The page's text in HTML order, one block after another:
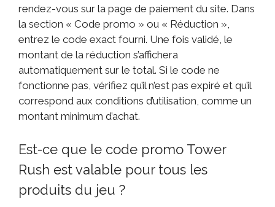
rendez-vous sur la page de paiement du site. Dans
la section « Code promo » ou « Réduction »,
entrez le code exact fourni. Une fois validé, le
montant de la réduction s’affichera
automatiquement sur le total. Si le code ne
fonctionne pas, vérifiez qu’il n’est pas expiré et qu’il
correspond aux conditions d’utilisation, comme un
montant minimum d’achat.
Est-ce que le code promo Tower
Rush est valable pour tous les
produits du jeu ?